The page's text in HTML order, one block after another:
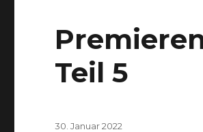
Teil 5
Veröffentlicht
30. Januar 2022